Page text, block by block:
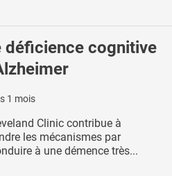
déficience cognitive
1 mois
Clinic contribue à
les mécanismes par
à une démence très...